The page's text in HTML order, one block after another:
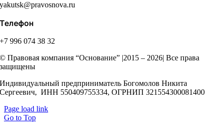
yakutsk@pravosnova.ru
Телефон
+7 996 074 38 32
© Правовая компания “Основание” |2015 – 2026| Все права
защищены
Индивидуальный предприниматель Богомолов Никита
Сергеевич, ИНН 550409755334, ОГРНИП 321554300081400
Page load link
Go to Top